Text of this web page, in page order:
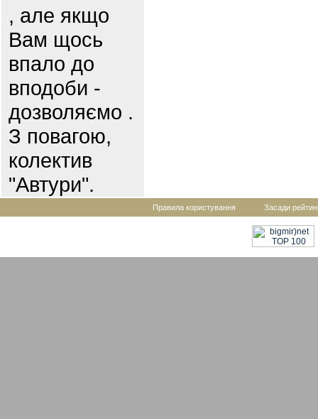
, але якщо
Вам щось
впало до
вподоби -
дозволяємо .
З повагою,
колектив
"Автури".
Правила користування Засади